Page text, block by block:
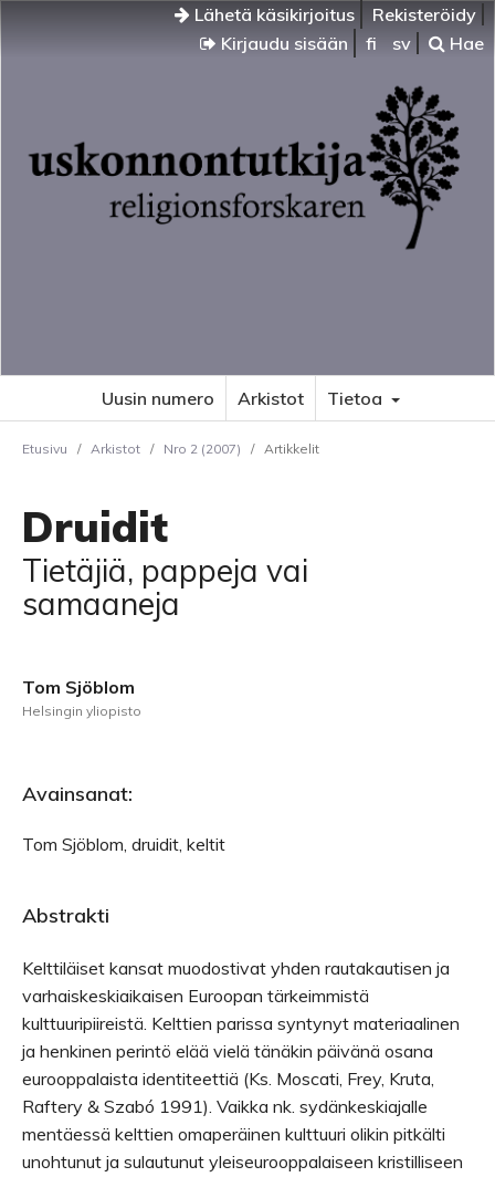
Lähetä käsikirjoitus
Rekisteröidy
Kirjaudu sisään
fi sv Hae
Uusin numero Arkistot Tietoa
Etusivu / Arkistot / Nro 2 (2007) / Artikkelit
Druidit
Tietäjiä, pappeja vai
samaaneja
Tom Sjöblom
Helsingin yliopisto
Avainsanat:
Tom Sjöblom, druidit, keltit
Abstrakti
Kelttiläiset kansat muodostivat yhden rautakautisen ja
varhaiskeskiaikaisen Euroopan tärkeimmistä
kulttuuripiireistä. Kelttien parissa syntynyt materiaalinen
ja henkinen perintö elää vielä tänäkin päivänä osana
eurooppalaista identiteettiä (Ks. Moscati, Frey, Kruta,
Raftery & Szabó 1991). Vaikka nk. sydänkeskiajalle
mentäessä kelttien omaperäinen kulttuuri olikin pitkälti
unohtunut ja sulautunut yleiseurooppalaiseen kristilliseen